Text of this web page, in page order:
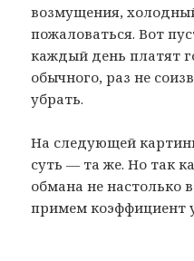
возмущения,
пожаловаться. Вот
каждый день платят
обычного, раз не
убрать.
На следующей
суть — та же. Но так
обмана не настолько
примем коэффициент